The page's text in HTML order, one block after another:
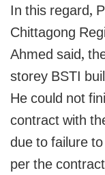
In this regard,
Chittagong
Ahmed said,
storey BSTI
He could not
contract with
due to failure
per the